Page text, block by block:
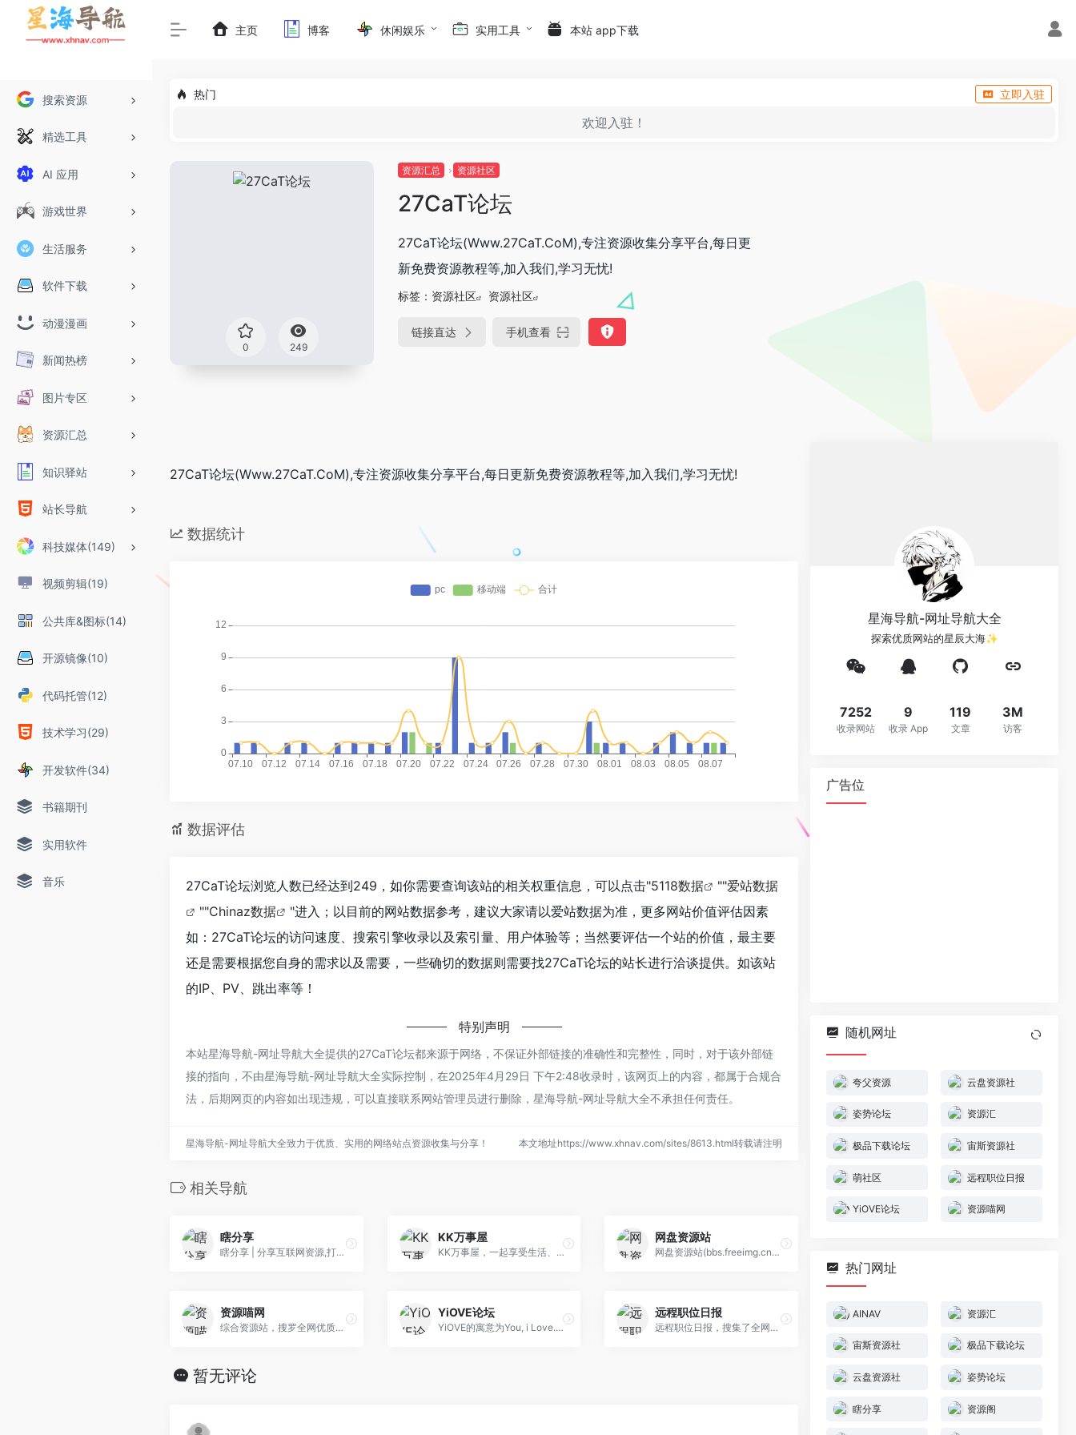
搜索资源
精选工具
AI 应用
游戏世界
生活服务
软件下载
动漫漫画
新闻热榜
图片专区
资源汇总
知识驿站
站长导航
科技媒体(149)
视频剪辑(19)
公共库&图标(14)
开源镜像(10)
代码托管(12)
技术学习(29)
开发软件(34)
书籍期刊
实用软件
音乐
主页 博客 休闲娱乐 实用工具 本站 app下载
热门 立即入驻
欢迎入驻！
0 249
资源汇总 资源社区
27CaT论坛
27CaT论坛(Www.27CaT.CoM),专注资源收集分享平台,每日更
新免费资源教程等,加入我们,学习无忧!
标签： 资源社区 资源社区
链接直达 手机查看
27CaT论坛(Www.27CaT.CoM),专注资源收集分享平台,每日更新免费资源教程等,加入我们,学习无忧!
数据统计
数据评估
27CaT论坛浏览人数已经达到249，如你需要查询该站的相关权重信息，可以点击"5118数据 ""爱站数据
""Chinaz数据
"进入；以目前的网站数据参考，建议大家请以爱站数据为准，更多网站价值评估因素
如：27CaT论坛的访问速度、搜索引擎收录以及索引量、用户体验等；当然要评估一个站的价值，最主要
还是需要根据您自身的需求以及需要，一些确切的数据则需要找27CaT论坛的站长进行洽谈提供。如该站
的IP、PV、跳出率等！
特别声明
本站星海导航-网址导航大全提供的27CaT论坛都来源于网络，不保证外部链接的准确性和完整性，同时，对于该外部链
接的指向，不由星海导航-网址导航大全实际控制，在2025年4月29日 下午2:48收录时，该网页上的内容，都属于合规合
法，后期网页的内容如出现违规，可以直接联系网站管理员进行删除，星海导航-网址导航大全不承担任何责任。
星海导航-网址导航大全致力于优质、实用的网络站点资源收集与分享！ 本文地址https://www.xhnav.com/sites/8613.html转载请注明
相关导航
瞎分享
瞎分享 | 分享互联网资源,打造小众但有用的圈子,精品软件,音频视频, 绿色软件,VIP视频,Windows系统,项目.
KK万事屋
KK万事屋，一起享受生活、记录生活、分享生活，让我们一起来分享快乐吧！
网盘资源站
网盘资源站(bbs.freeimg.cn)是一个综合免费网盘资源共享交流论坛并有众多网盘爱好者,这里有众多板块如：4kremux电影、影视剧集、无损音乐、学习资料、软件教程游戏等，注册即可获取和共 享资源,专注于打造全面的优质资源共享网站！
资源喵网
综合资源站，搜罗全网优质稀缺资源，包括但不限于电影、美剧、小说、动漫、番剧、吃瓜、歌曲音乐、学习资料、网赚项目等。
YiOVE论坛
YiOVE的寓意为You, i Love. 代表你是我所爱。这是一个有温度的论坛，在这里没有暴戾的情绪，没有无聊的讥讽，有丰富的资源分享，有奇妙的趣味交流，以及有心的帮助和无意的沉默。希望你 会带着一颗充满好奇的心，来探索这个论坛，来了解这个普通但又好像不一般的Yiove社区。
远程职位日报
远程职位日报，搜集了全网远程工作岗位，日报日更新
暂无评论
星海导航-网址导航大全
探索优质网站的星辰大海✨
7252
收录网站
9
收录 App
119
文章
3M
访客
广告位
随机网址
夸父资源 云盘资源社
姿势论坛 资源汇
极品下载论坛 宙斯资源社
萌社区 远程职位日报
YiOVE论坛 资源喵网
热门网址
AINAV 资源汇
宙斯资源社 极品下载论坛
云盘资源社 姿势论坛
瞎分享 资源阁